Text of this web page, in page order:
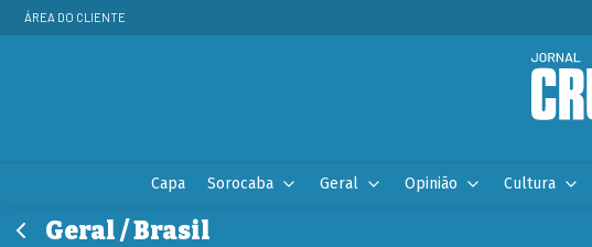
ÁREA DO CLIENTE
Capa Sorocaba Geral Opinião Cultura
Geral / Brasil